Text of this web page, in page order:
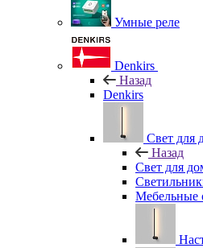
Умные реле
Denkirs
Назад
Denkirs
Свет для
Назад
Свет для
Мебельные